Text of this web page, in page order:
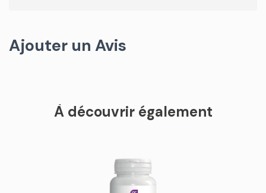
Ajouter un Avis
À découvrir également